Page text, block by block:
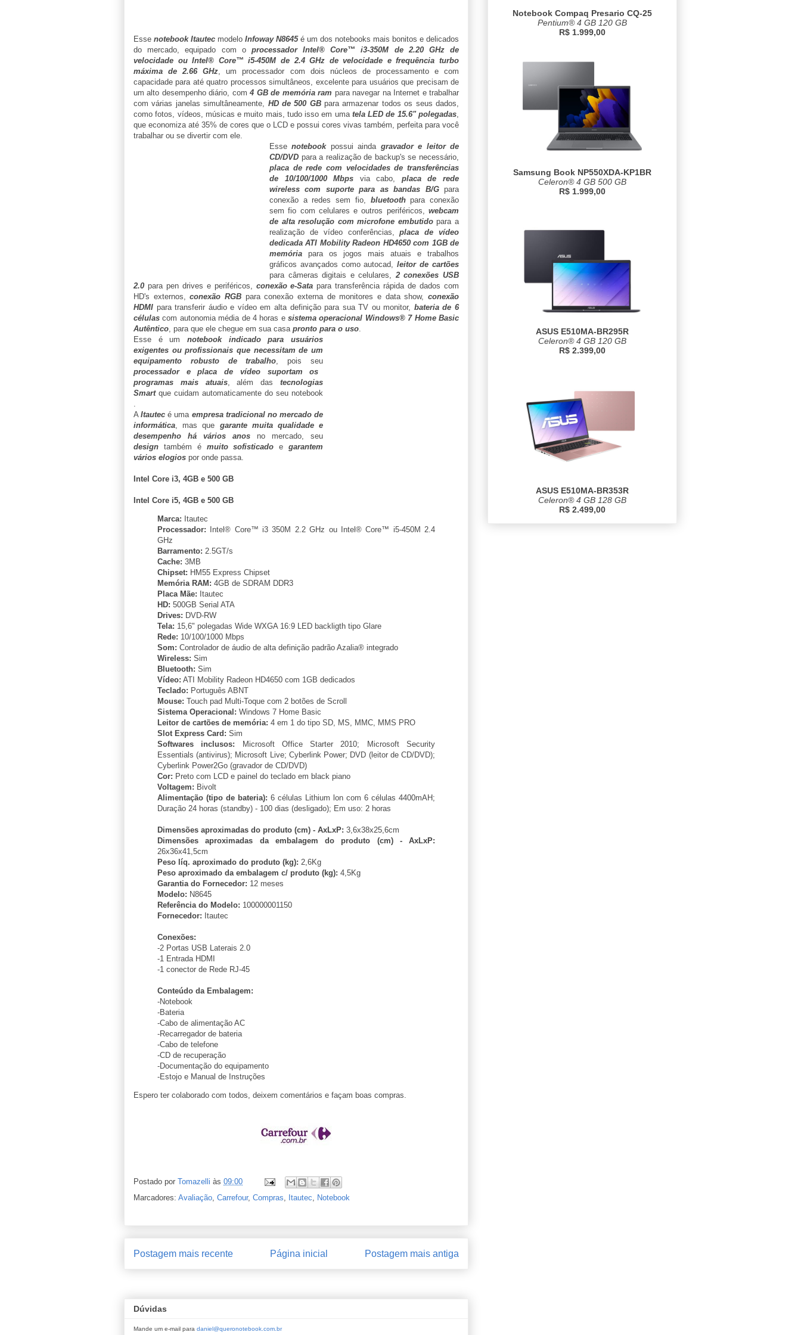
Esse notebook Itautec modelo Infoway N8645é um dos notebooks mais bonitos e delicados
do mercado, equipado com o processador Intel® Core™ i3-350M de 2.20 GHz de
velocidade ou Intel® Core™ i5-450M de 2.4 GHz de velocidade e frequência turbo
máxima de 2.66 GHz, um processador com dois núcleos de processamento e com
capacidade para até quatro processos simultâneos, excelente para usuários que precisam de
um alto desempenho diário, com4 GB de memória ram para navegar na Internet e trabalhar
com várias janelas simultâneamente, HD de 500 GBpara armazenar todos os seus dados,
como fotos, vídeos, músicas e muito mais, tudo isso em uma tela LED de 15.6" polegadas,
que economiza até 35% de cores que o LCD e possui cores vivas também, perfeita para você
trabalhar ou se divertir com ele.
Essenotebook possui ainda gravador e leitor de
CD/DVD para a realização de backup's se necessário,
placa de rede com velocidades de transferências
de 10/100/1000 Mbps via cabo, placa de rede
wireless com suporte para as bandas B/Gpara
conexão a redes sem fio, bluetoothpara conexão
sem fio com celulares e outros periféricos, webcam
de alta resolução com microfone embutidopara a
realização de vídeo conferências,placa de vídeo
dedicada ATI Mobility Radeon HD4650 com 1GB de
memória para os jogos mais atuais e trabalhos
gráficos avançados como autocad,leitor de cartões
para câmeras digitais e celulares, 2 conexões USB
2.0 para pen drives e periféricos, conexão e-Sata para transferência rápida de dados com
HD's externos,conexão RGB para conexão externa de monitores e data show,conexão
HDMI para transferir áudio e vídeo em alta definição para sua TV ou monitor, bateria de 6
células com autonomia média de 4 horas esistema operacional Windows® 7 Home Basic
Autêntico, para que ele chegue em sua casa pronto para o uso.
Esse é um notebook indicado para usuários
exigentes ou profissionais que necessitam de um
equipamento robusto de trabalho, pois seu
processador e placa de vídeo suportam os
programas mais atuais, além dastecnologias
Smartque cuidam automaticamente do seu notebook
.
AItautec é uma empresa tradicional no mercado de
informática, mas que garante muita qualidade e
desempenho há vários anos no mercado, seu
design também é muito sofisticado egarantem
vários elogios por onde passa.
Intel Core i3, 4GB e 500 GB
Intel Core i5, 4GB e 500 GB
Marca: Itautec
Processador: Intel® Core™ i3 350M 2.2 GHz ou Intel® Core™ i5-450M 2.4
GHz
Barramento: 2.5GT/s
Cache: 3MB
Chipset: HM55 Express Chipset
Memória RAM: 4GB de SDRAM DDR3
Placa Mãe: Itautec
HD: 500GB Serial ATA
Drives: DVD-RW
Tela: 15,6" polegadas Wide WXGA 16:9 LED backligth tipo Glare
Rede: 10/100/1000 Mbps
Som: Controlador de áudio de alta definição padrão Azalia® integrado
Wireless: Sim
Bluetooth: Sim
Vídeo: ATI Mobility Radeon HD4650 com 1GB dedicados
Teclado: Português ABNT
Mouse: Touch pad Multi-Toque com 2 botões de Scroll
Sistema Operacional: Windows 7 Home Basic
Leitor de cartões de memória: 4 em 1 do tipo SD, MS, MMC, MMS PRO
Slot Express Card: Sim
Softwares inclusos: Microsoft Office Starter 2010; Microsoft Security
Essentials (antivirus); Microsoft Live; Cyberlink Power; DVD (leitor de CD/DVD);
Cyberlink Power2Go (gravador de CD/DVD)
Cor: Preto com LCD e painel do teclado em black piano
Voltagem: Bivolt
Alimentação (tipo de bateria): 6 células Lithium lon com 6 células 4400mAH;
Duração 24 horas (standby) - 100 dias (desligado); Em uso: 2 horas
Dimensões aproximadas do produto (cm) - AxLxP: 3,6x38x25,6cm
Dimensões aproximadas da embalagem do produto (cm) - AxLxP:
26x36x41,5cm
Peso líq. aproximado do produto (kg): 2,6Kg
Peso aproximado da embalagem c/ produto (kg): 4,5Kg
Garantia do Fornecedor: 12 meses
Modelo: N8645
Referência do Modelo: 100000001150
Fornecedor: Itautec
Conexões:
-2 Portas USB Laterais 2.0
-1 Entrada HDMI
-1 conector de Rede RJ-45
Conteúdo da Embalagem:
-Notebook
-Bateria
-Cabo de alimentação AC
-Recarregador de bateria
-Cabo de telefone
-CD de recuperação
-Documentação do equipamento
-Estojo e Manual de Instruções
Espero ter colaborado com todos, deixem comentários e façam boas compras.
Postado por Tomazelli às 09:00
Marcadores: Avaliação, Carrefour, Compras, Itautec, Notebook
Postagem mais recente Postagem mais antiga
Página inicial
Dúvidas
Mande um e-mail para daniel@queronotebook.com.br
Notebook Compaq Presario CQ-25
Pentium® 4 GB 120 GB
R$ 1.999,00
Samsung Book NP550XDA-KP1BR
Celeron® 4 GB 500 GB
R$ 1.999,00
ASUS E510MA-BR295R
Celeron® 4 GB 120 GB
R$ 2.399,00
ASUS E510MA-BR353R
Celeron® 4 GB 128 GB
R$ 2.499,00